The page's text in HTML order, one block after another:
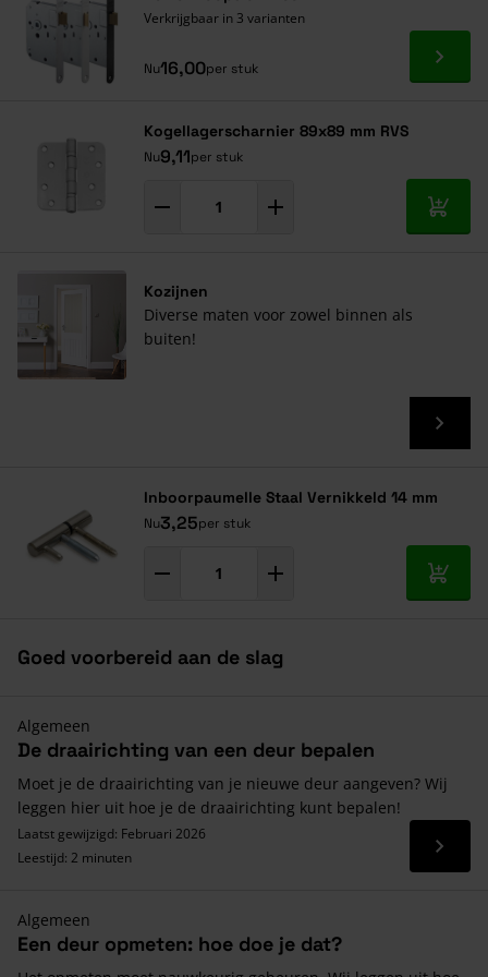
Verkrijgbaar in 3 varianten
Nu16,00per stuk Ga
Kogellagerscharnier 89x89 mm RVS
Nu9,11per stuk
In
Kozijnen
Diverse maten voor zowel binnen als
buiten!
Inboorpaumelle Staal Vernikkeld 14 mm
Nu3,25per stuk
In
Goed voorbereid aan de slag
Algemeen
De draairichting van een deur bepalen
Moet je de draairichting van je nieuwe deur aangeven? Wij
leggen hier uit hoe je de draairichting kunt bepalen!
Laatst gewijzigd: Februari 2026
Leestijd: 2 minuten
Lees
Algemeen
Een deur opmeten: hoe doe je dat?